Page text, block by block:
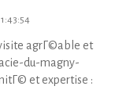
agrГ©able et
du-magny-
et expertise :